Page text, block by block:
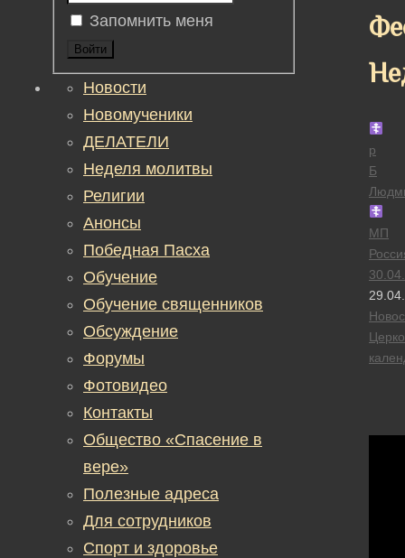
р
Б
МП
Запомнить меня
Войти
Новости
Новомученики
ДЕЛАТЕЛИ
Неделя молитвы
Религии
Анонсы
Победная Пасха
Обучение
Обучение священников
Обсуждение
Форумы
Фотовидео
Контакты
Общество «Спасение в
вере»
Полезные адреса
Для сотрудников
Спорт и здоровье